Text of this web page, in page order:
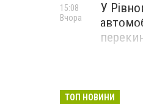
У
15:08
Вчора
ТОП НОВИНИ